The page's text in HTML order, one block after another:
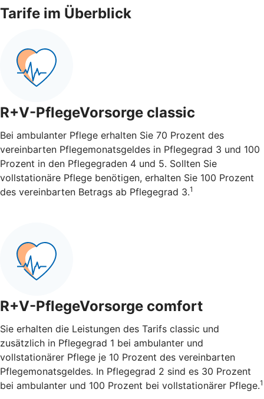
Tarife im Überblick
R+V-PflegeVorsorge classic
Bei ambulanter Pflege erhalten Sie 70 Prozent des
vereinbarten Pflegemonatsgeldes in Pflegegrad 3 und 100
Prozent in den Pflegegraden 4 und 5. Sollten Sie
vollstationäre Pflege benötigen, erhalten Sie 100 Prozent
des vereinbarten Betrags ab Pflegegrad 3.1
R+V-PflegeVorsorge comfort
Sie erhalten die Leistungen des Tarifs classic und
zusätzlich in Pflegegrad 1 bei ambulanter und
vollstationärer Pflege je 10 Prozent des vereinbarten
Pflegemonatsgeldes. In Pflegegrad 2 sind es 30 Prozent
bei ambulanter und 100 Prozent bei vollstationärer Pflege.1